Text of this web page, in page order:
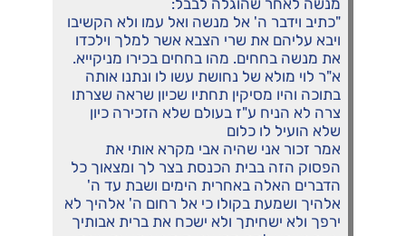
מנשה לאחר שהוגלה לבבל:
"כתיב וידבר ה' אל מנשה ואל עמו ולא הקשיבו
ויבא עליהם את שרי הצבא אשר למלך וילכדו
את מנשה בחחים. מהו בחחים בכירו מניקייא.
א"ר לוי מולא של נחושת עשו לו ונתנו אותה
בתוכה והיו מסיקין תחתיו שכיון שראה שצרתו
צרה לא הניח ע"ז בעולם שלא הזכירה כיון
שלא הועיל לו כלום
אמר זכור אני שהיה אבי מקרא אותי את
הפסוק הזה בבית הכנסת בצר לך ומצאוך כל
הדברים האלה באחרית הימים ושבת עד ה'
אלהיך ושמעת בקולו כי אל רחום ה' אלהיך לא
ירפך ולא ישחיתך ולא ישכח את ברית אבותיך